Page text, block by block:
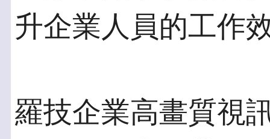
升企業人員的工作
羅技企業高畫質視